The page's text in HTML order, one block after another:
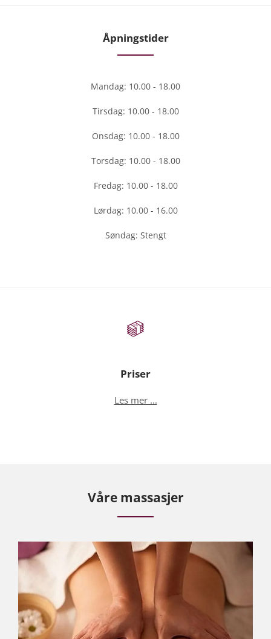
Åpningstider
Mandag: 10.00 - 18.00
Tirsdag: 10.00 - 18.00
Onsdag: 10.00 - 18.00
Torsdag: 10.00 - 18.00
Fredag: 10.00 - 18.00
Lørdag: 10.00 - 16.00
Søndag: Stengt
Priser
Les mer ...
Våre massasjer